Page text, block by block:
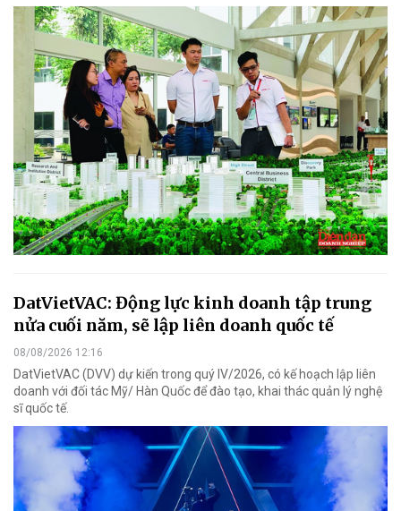
DatVietVAC: Động lực kinh doanh tập trung
nửa cuối năm, sẽ lập liên doanh quốc tế
08/08/2026 12:16
DatVietVAC (DVV) dự kiến trong quý IV/2026, có kế hoạch lập liên
doanh với đối tác Mỹ/ Hàn Quốc để đào tạo, khai thác quản lý nghệ
sĩ quốc tế.